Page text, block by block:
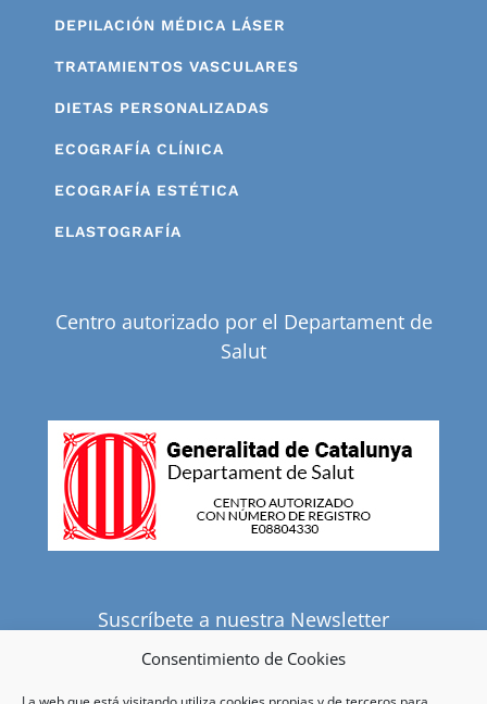
Consentimiento de Cookies
DEPILACIÓN MÉDICA LÁSER
TRATAMIENTOS VASCULARES
DIETAS PERSONALIZADAS
ECOGRAFÍA CLÍNICA
ECOGRAFÍA ESTÉTICA
ELASTOGRAFÍA
Centro autorizado por el Departament de
Salut
Suscríbete a nuestra Newsletter